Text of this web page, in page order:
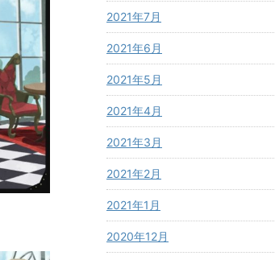
2021年7月
2021年6月
2021年5月
2021年4月
2021年3月
2021年2月
2021年1月
2020年12月